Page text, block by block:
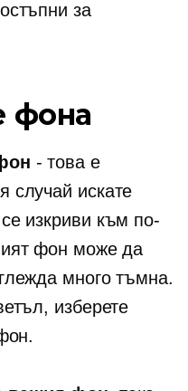
за
фона
- това е
искате
изкриви към по-
фон може да
много тъмна.
изберете